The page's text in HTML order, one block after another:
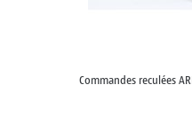
Commandes reculées